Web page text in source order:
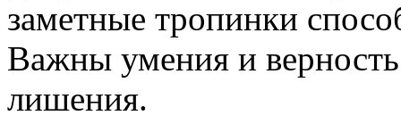
заметные тропинки
Важны умения и
лишения.